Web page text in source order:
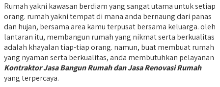
Rumah yakni kawasan berdiam yang sangat utama untuk setiap
orang. rumah yakni tempat di mana anda bernaung dari panas
dan hujan, bersama area kamu terpusat bersama keluarga. oleh
lantaran itu, membangun rumah yang nikmat serta berkualitas
adalah khayalan tiap-tiap orang. namun, buat membuat rumah
yang nyaman serta berkualitas, anda membutuhkan pelayanan
Kontraktor Jasa Bangun Rumah dan Jasa Renovasi Rumah
yang terpercaya.